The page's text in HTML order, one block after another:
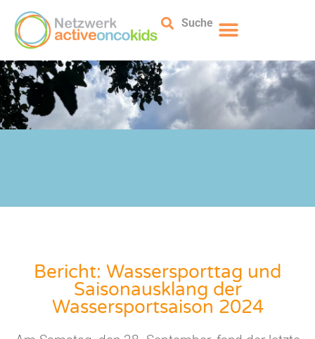
Suche
Bericht: Wassersporttag und
Saisonausklang der
Wassersportsaison 2024